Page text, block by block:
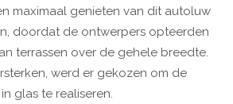
maximaal genieten van dit autoluw
doordat de ontwerpers opteerden
terrassen over de gehele breedte.
werd er gekozen om de
glas te realiseren.